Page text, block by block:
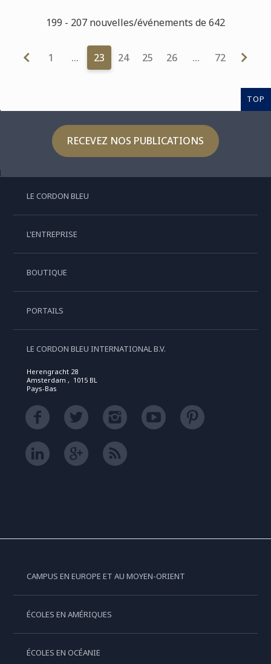
199 - 207 nouvelles/événements de 642
1 … 23 24 25 26 … 72
TOP
RECEVEZ NOS PUBLICATIONS
LE CORDON BLEU
L'ENTREPRISE
BOUTIQUE
PORTAILS
LE CORDON BLEU INTERNATIONAL B.V.
Herengracht 28
Amsterdam , 1015 BL
Pays-Bas
CAMPUS EN EUROPE ET AU MOYEN-ORIENT
ÉCOLES EN AMÉRIQUES
ÉCOLES EN OCÉANIE